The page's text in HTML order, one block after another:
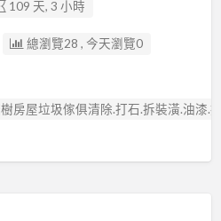
109 天, 3 小時
總瀏覽28 , 今天瀏覽0
房屋垃圾傢俱清除.打石.拆裝潢.油漆.